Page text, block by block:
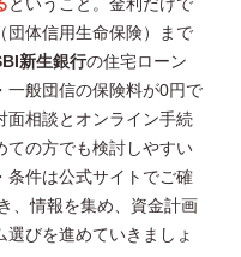
ということ。金利だけで
団体信用生命保険）まで
新生銀行の住宅ローン
一般団信の保険料が0円で
面相談とオンライン手続
ての方でも検討しやすい
条件は公式サイトでご確
、情報を集め、資金計画
選びを進めていきましょ